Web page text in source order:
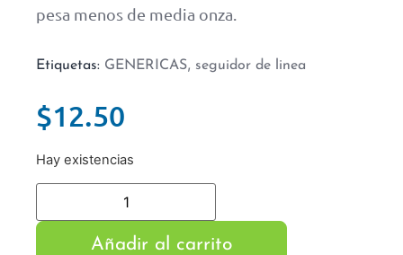
pesa menos de media onza.
Etiquetas: GENERICAS, seguidor de linea
$12.50
Hay existencias
Añadir al carrito